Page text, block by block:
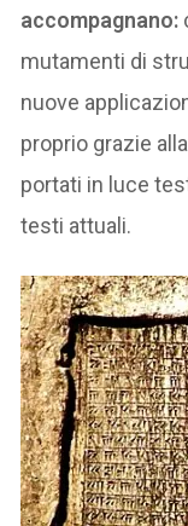
accompagnano:
mutamenti di
nuove
proprio grazie
portati in luce
testi attuali.